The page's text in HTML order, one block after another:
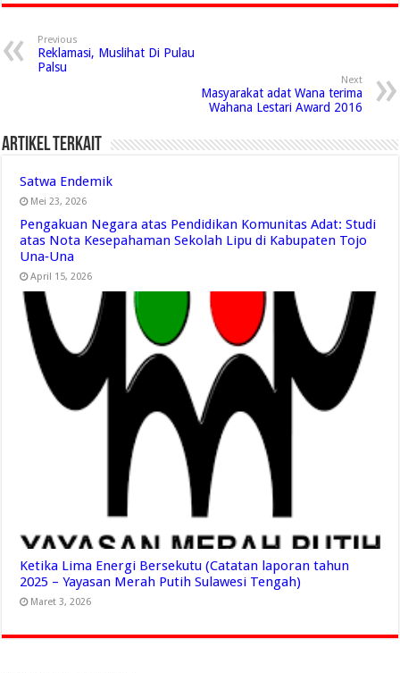
Previous
Reklamasi, Muslihat Di Pulau
Palsu
Next
Masyarakat adat Wana terima
Wahana Lestari Award 2016
Artikel Terkait
Satwa Endemik
Mei 23, 2026
Pengakuan Negara atas Pendidikan Komunitas Adat: Studi
atas Nota Kesepahaman Sekolah Lipu di Kabupaten Tojo
Una‑Una
April 15, 2026
Ketika Lima Energi Bersekutu (Catatan laporan tahun
2025 – Yayasan Merah Putih Sulawesi Tengah)
Maret 3, 2026